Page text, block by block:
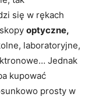
się w rękach
optyczne,
laboratoryjne,
Jednak
kupować
prosty w